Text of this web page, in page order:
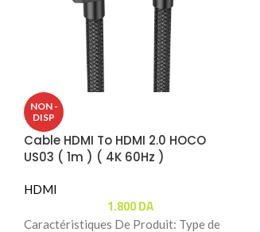
NON -
DISP
Cable HDMI To HDMI 2.0 HOCO
US03 ( 1m ) ( 4K 60Hz )
HDMI
1.800DA
Caractéristiques De Produit: Type de